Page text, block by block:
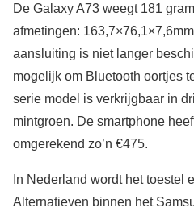
De Galaxy A73 weegt 181
afmetingen:
aansluiting is niet langer
mogelijk om Bluetooth oortjes
serie model is verkrijgbaar in
mintgroen. De smartphone
omgerekend zo’n €475.
In Nederland wordt het toestel
Alternatieven binnen het